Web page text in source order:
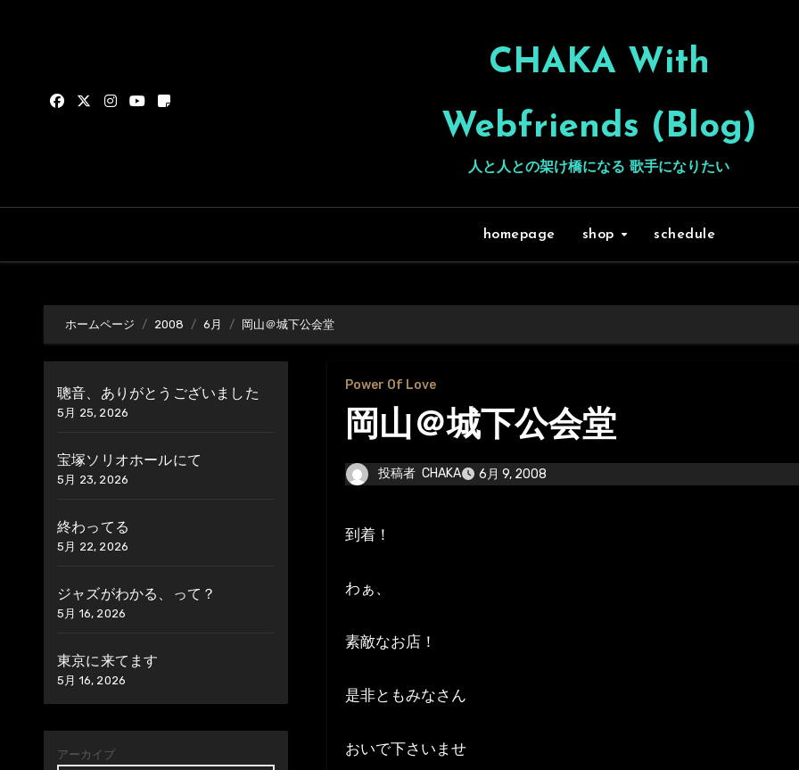
CHAKA With
Webfriends (Blog)
人と人との架け橋になる 歌手になりたい
homepage shop schedule
ホームページ 2008 6月 岡山＠城下公会堂
聰音、ありがとうございました
5月 25, 2026
宝塚ソリオホールにて
5月 23, 2026
終わってる
5月 22, 2026
ジャズがわかる、って？
5月 16, 2026
東京に来てます
5月 16, 2026
アーカイブ
Power Of Love
岡山＠城下公会堂
投稿者 CHAKA 6月 9, 2008
到着！
わぁ、
素敵なお店！
是非ともみなさん
おいで下さいませ